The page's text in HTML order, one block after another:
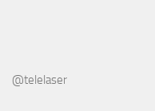
@telelaser